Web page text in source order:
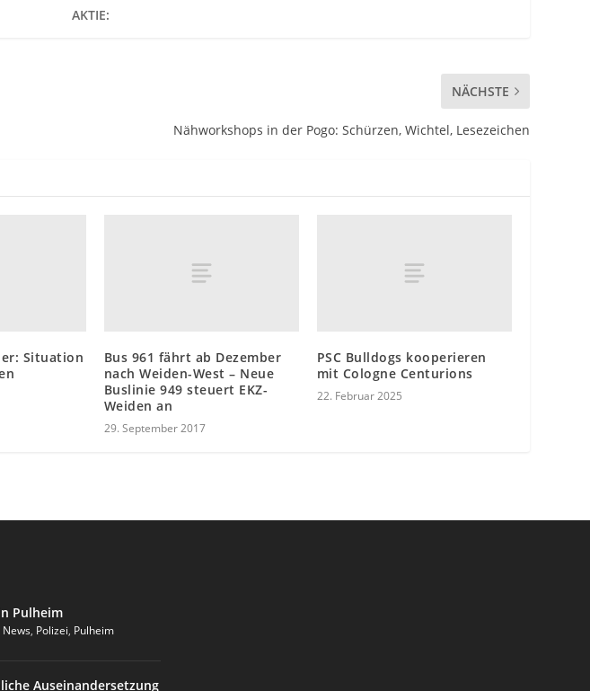
AKTIE:
NÄCHSTE
Nähworkshops in der Pogo: Schürzen, Wichtel, Lesezeichen
Situation
Bus 961 fährt ab Dezember
nach Weiden-West – Neue
Buslinie 949 steuert EKZ-
Weiden an
29. September 2017
PSC Bulldogs kooperieren
mit Cologne Centurions
22. Februar 2025
Pulheim
News, Polizei, Pulheim
Auseinandersetzung